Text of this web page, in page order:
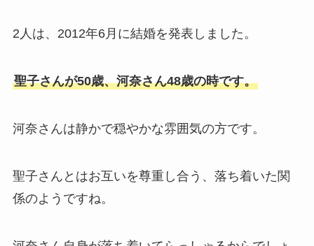
2人は、2012年6月に結婚を発表しました。
聖子さんが50歳、河奈さん48歳の時です。
河奈さんは静かで穏やかな雰囲気の方です。
聖子さんとはお互いを尊重し合う、落ち着いた関
係のようですね。